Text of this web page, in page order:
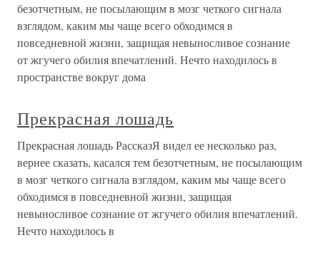
безотчетным, не посылающим в мозг четкого сигнала
взглядом, каким мы чаще всего обходимся в
повседневной жизни, защищая невыносливое сознание
от жгучего обилия впечатлений. Нечто находилось в
пространстве вокруг дома
Прекрасная лошадь
Прекрасная лошадь РассказЯ видел ее несколько раз,
вернее сказать, касался тем безотчетным, не посылающим
в мозг четкого сигнала взглядом, каким мы чаще всего
обходимся в повседневной жизни, защищая
невыносливое сознание от жгучего обилия впечатлений.
Нечто находилось в